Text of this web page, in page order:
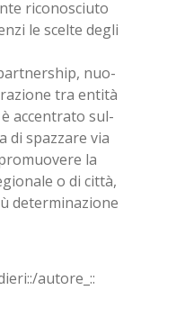
ri­co­no­sciu­to
le scel­te de­gli
nuo­
tra en­ti­tà
è ac­cen­tra­to sul­
di spaz­za­re via
la
o di cit­tà,
de­ter­mi­na­zio­ne
​au­to­re_::